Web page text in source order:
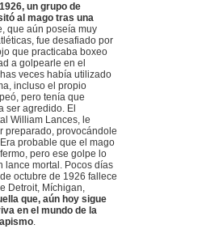
un grupo de
al mago tras una
que aún poseía muy
fue desafiado por
que practicaba boxeo
a golpearle en el
veces había utilizado
incluso el propio
pero tenía que
ser agredido. El
William Lances, le
preparado, provocándole
probable que el mago
pero ese golpe lo
lance mortal. Pocos días
octubre de 1926 fallece
Detroit, Míchigan,
que, aún hoy sigue
en el mundo de la
.